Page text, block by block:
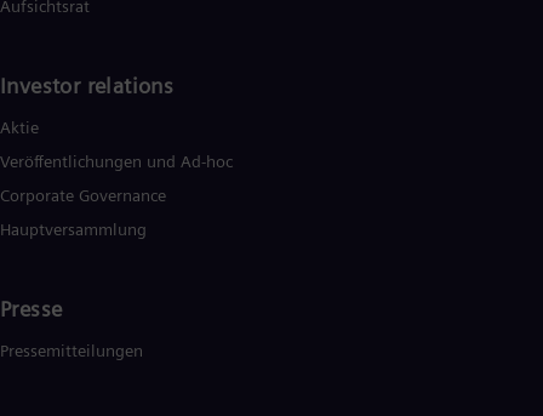
Aufsichtsrat
Investor relations
Aktie
Veröffentlichungen und Ad-hoc
Corporate Governance
Hauptversammlung
Presse
Pressemitteilungen